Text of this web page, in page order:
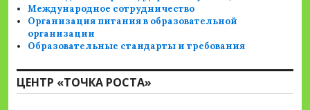
Международное сотрудничество
Организация питания в образовательной
организации
Образовательные стандарты и требования
ЦЕНТР «ТОЧКА РОСТА»